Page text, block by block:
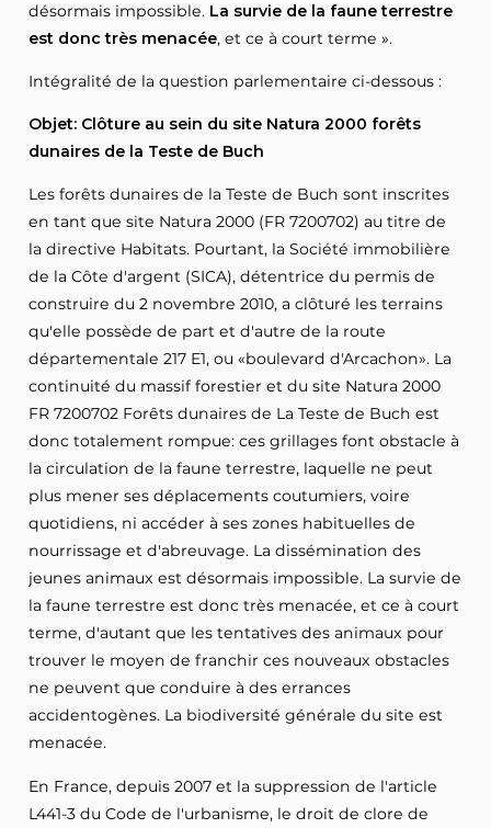
désormais impossible. La survie de la faune terrestre
est donc très menacée, et ce à court terme ».
Intégralité de la question parlementaire ci-dessous :
Objet: Clôture au sein du site Natura 2000 forêts
dunaires de la Teste de Buch
Les forêts dunaires de la Teste de Buch sont inscrites
en tant que site Natura 2000 (FR 7200702) au titre de
la directive Habitats. Pourtant, la Société immobilière
de la Côte d'argent (SICA), détentrice du permis de
construire du 2 novembre 2010, a clôturé les terrains
qu'elle possède de part et d'autre de la route
départementale 217 E1, ou «boulevard d'Arcachon». La
continuité du massif forestier et du site Natura 2000
FR 7200702 Forêts dunaires de La Teste de Buch est
donc totalement rompue: ces grillages font obstacle à
la circulation de la faune terrestre, laquelle ne peut
plus mener ses déplacements coutumiers, voire
quotidiens, ni accéder à ses zones habituelles de
nourrissage et d'abreuvage. La dissémination des
jeunes animaux est désormais impossible. La survie de
la faune terrestre est donc très menacée, et ce à court
terme, d'autant que les tentatives des animaux pour
trouver le moyen de franchir ces nouveaux obstacles
ne peuvent que conduire à des errances
accidentogènes. La biodiversité générale du site est
menacée.
En France, depuis 2007 et la suppression de l'article
L441-3 du Code de l'urbanisme, le droit de clore de